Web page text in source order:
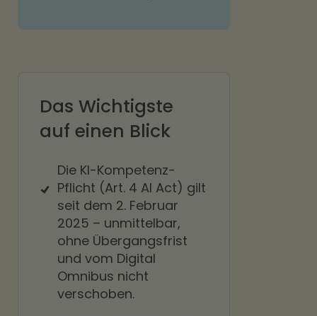
Das Wichtigste
auf einen Blick
Die KI-Kompetenz-
Pflicht (Art. 4 AI Act) gilt
seit dem 2. Februar
2025 – unmittelbar,
ohne Übergangsfrist
und vom Digital
Omnibus nicht
verschoben.